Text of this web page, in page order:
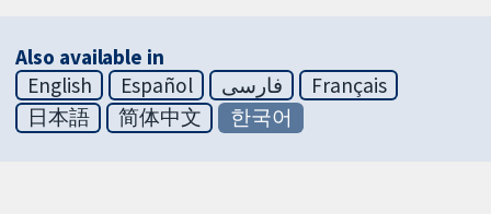
Also available in
English
Español فارسی
Français
日本語
简体中文 한국어